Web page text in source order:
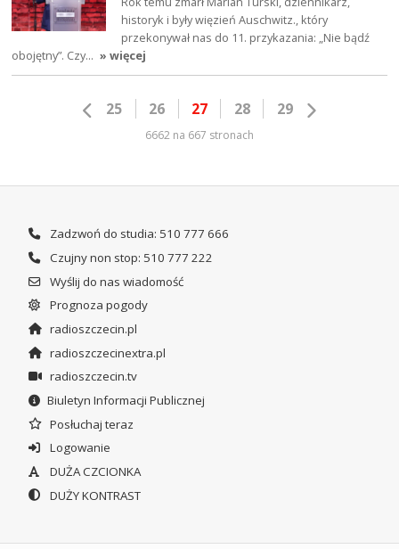
historyk i były więzień Auschwitz., który
przekonywał nas do 11. przykazania: „Nie bądź
obojętny”. Czy… » więcej
25 26 27 28 29
6662 na 667 stronach
Zadzwoń do studia: 510 777 666
Czujny non stop: 510 777 222
Wyślij do nas wiadomość
Prognoza pogody
radioszczecin.pl
radioszczecinextra.pl
radioszczecin.tv
Biuletyn Informacji Publicznej
Posłuchaj teraz
Logowanie
DUŻA CZCIONKA
DUŻY KONTRAST